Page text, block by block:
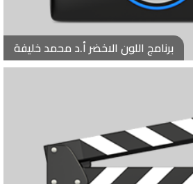
برنامج اللون الاخضر أ.د محمد خليفة